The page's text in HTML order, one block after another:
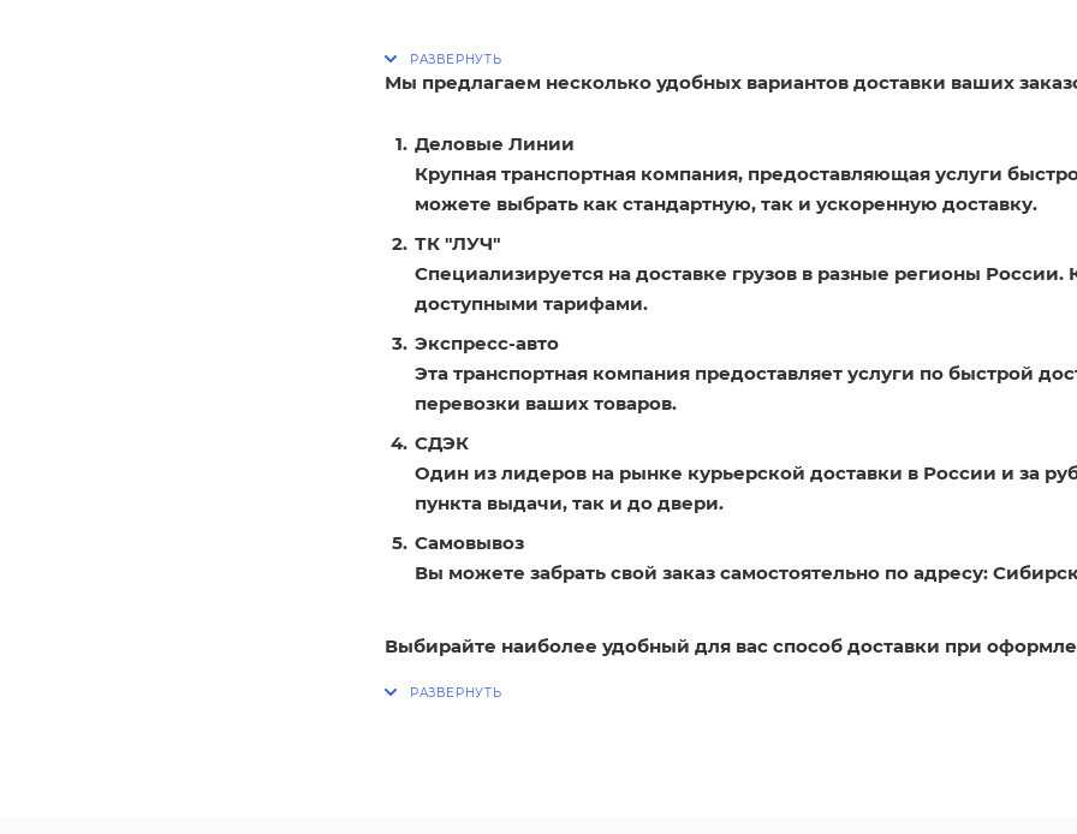
Мы предлагаем несколько удобных вариантов доставки ваших
Деловые Линии
Крупная транспортная компания, предоставляющая услуги
можете выбрать как стандартную, так и ускоренную доставку.
ТК "ЛУЧ"
Специализируется на доставке грузов в разные регионы
доступными тарифами.
Экспресс-авто
Эта транспортная компания предоставляет услуги по быстрой
перевозки ваших товаров.
СДЭК
Один из лидеров на рынке курьерской доставки в России и за
пункта выдачи, так и до двери.
Самовывоз
Вы можете забрать свой заказ самостоятельно по адресу:
Выбирайте наиболее удобный для вас способ доставки при